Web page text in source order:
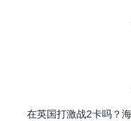
在英国打激战2卡吗？